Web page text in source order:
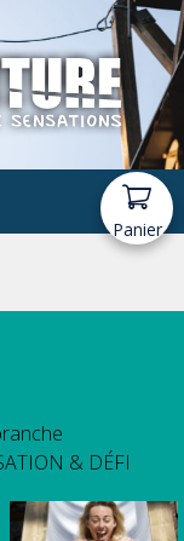
Panier
& DÉFI